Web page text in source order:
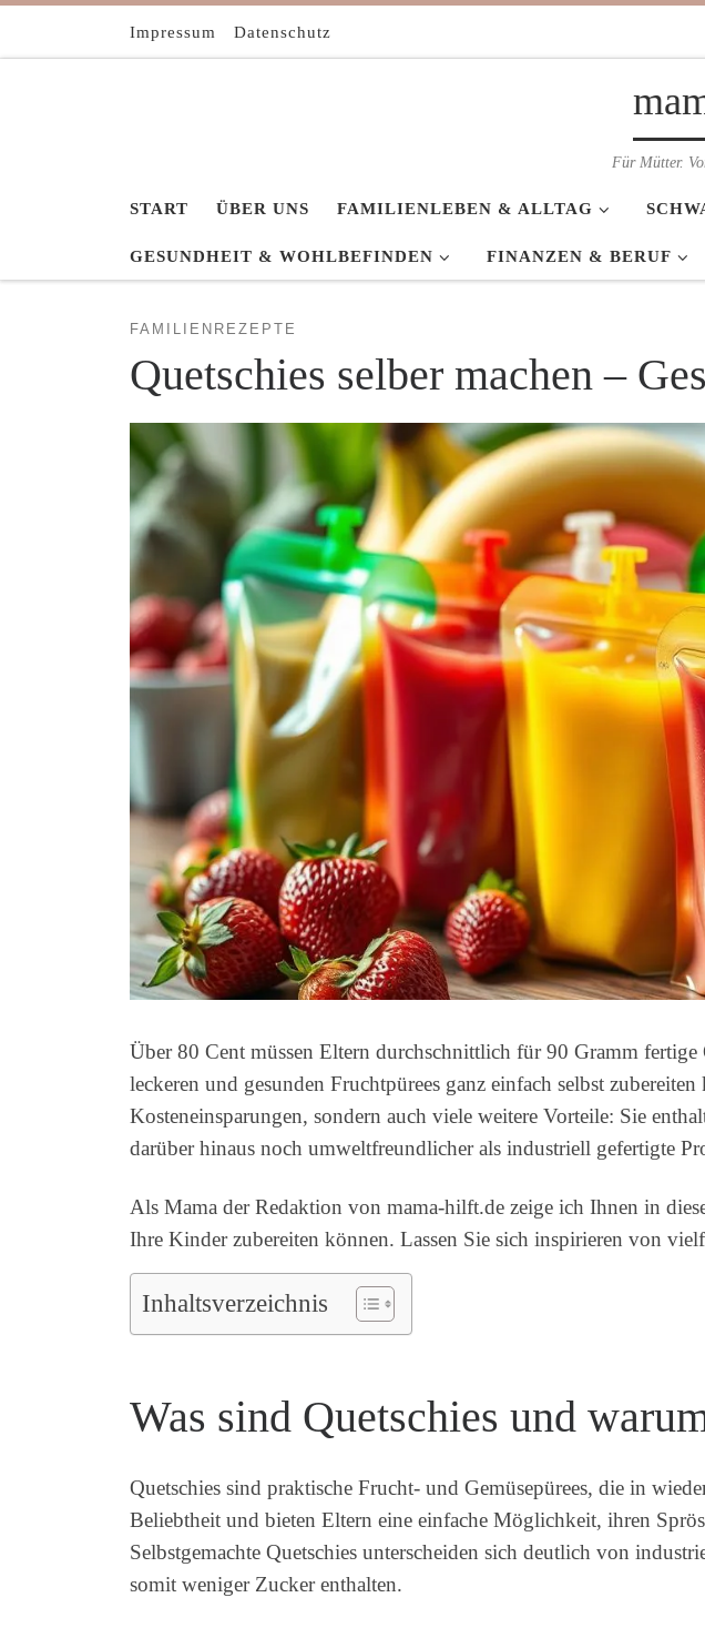
Zum Inhalt springen
Impressum Datenschutz
Für Mütter.
START ÜBER UNS FAMILIENLEBEN & ALLTAG
GESUNDHEIT & WOHLBEFINDEN FINANZEN & BERUF
FAMILIENREZEPTE
Quetschies selber machen –
Über 80 Cent müssen Eltern durchschnittlich für 90 Gramm fertige
leckeren und gesunden Fruchtpürees ganz einfach selbst zubereiten
Kosteneinsparungen, sondern auch viele weitere Vorteile: Sie
darüber hinaus noch umweltfreundlicher als industriell gefertigte
Als Mama der Redaktion von mama-hilft.de zeige ich Ihnen in
Ihre Kinder zubereiten können. Lassen Sie sich inspirieren von
Inhaltsverzeichnis
Was sind Quetschies und
Quetschies sind praktische Frucht- und Gemüsepürees, die in
Beliebtheit und bieten Eltern eine einfache Möglichkeit, ihren
Selbstgemachte Quetschies unterscheiden sich deutlich von
somit weniger Zucker enthalten.